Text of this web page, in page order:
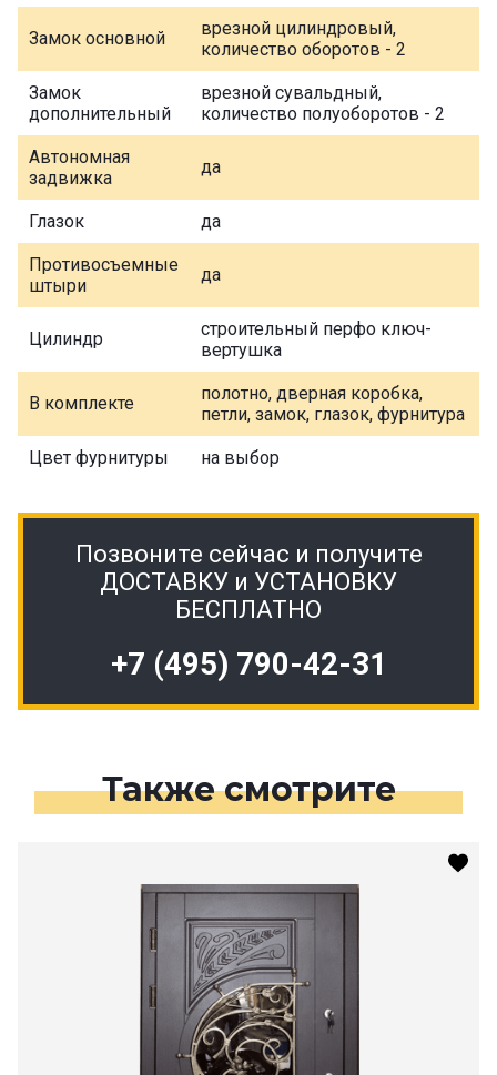
Замок основной
врезной цилиндровый,
количество оборотов - 2
Замок
дополнительный
врезной сувальдный,
количество полуоборотов - 2
Автономная
задвижка
да
Глазок да
Противосъемные
штыри
да
Цилиндр
строительный перфо ключ-
вертушка
В комплекте
полотно, дверная коробка,
петли, замок, глазок, фурнитура
Цвет фурнитуры на выбор
Позвоните сейчас и получите
ДОСТАВКУ и УСТАНОВКУ
БЕСПЛАТНО
+7 (495) 790-42-31
Также смотрите